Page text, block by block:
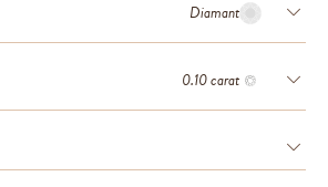
Diamant
0.10 carat